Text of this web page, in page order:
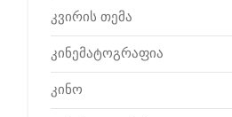
კვირის თემა
კინემატოგრაფია
კინო